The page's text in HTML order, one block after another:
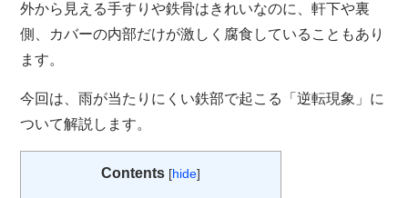
外から見える手すりや鉄骨はきれいなのに、軒下や裏
側、カバーの内部だけが激しく腐食していることもあり
ます。
今回は、雨が当たりにくい鉄部で起こる「逆転現象」に
ついて解説します。
Contents [hide]